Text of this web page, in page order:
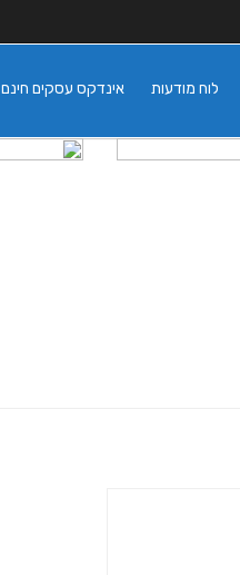
אינדקס עסקים חינם לוח מודעות